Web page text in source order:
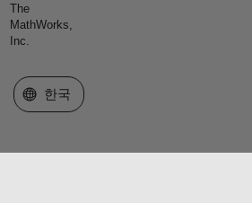
The
MathWorks,
Inc.
웹사이트 선택
한국